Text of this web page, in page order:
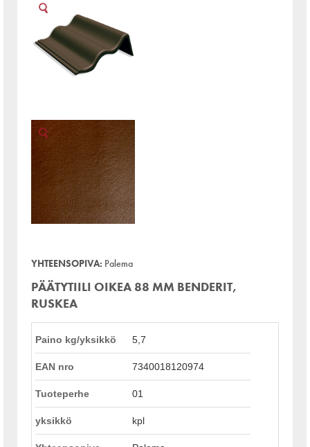
YHTEENSOPIVA: Palema
PÄÄTYTIILI OIKEA 88 MM BENDERIT,
RUSKEA
Paino kg/yksikkö 5,7
EAN nro 7340018120974
Tuoteperhe 01
yksikkö kpl